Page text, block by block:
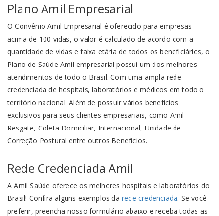
Plano Amil Empresarial
O Convênio Amil Empresarial é oferecido para empresas
acima de 100 vidas, o valor é calculado de acordo com a
quantidade de vidas e faixa etária de todos os beneficiários, o
Plano de Saúde Amil empresarial possui um dos melhores
atendimentos de todo o Brasil. Com uma ampla rede
credenciada de hospitais, laboratórios e médicos em todo o
território nacional. Além de possuir vários benefícios
exclusivos para seus clientes empresariais, como Amil
Resgate, Coleta Domiciliar, Internacional, Unidade de
Correção Postural entre outros Benefícios.
Rede Credenciada Amil
A Amil Saúde oferece os melhores hospitais e laboratórios do
Brasil! Confira alguns exemplos da rede credenciada. Se você
preferir, preencha nosso formulário abaixo e receba todas as